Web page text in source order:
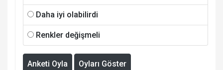
Daha iyi olabilirdi
Renkler değişmeli
Anketi Oyla Oyları Göster